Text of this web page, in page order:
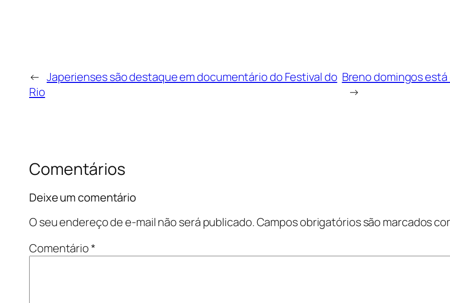
← Japerienses são destaque em documentário do Festival do
Rio
Breno domingos
→
Comentários
Deixe um comentário
O seu endereço de e-mail não será publicado.Campos obrigatórios são marcados
Comentário*